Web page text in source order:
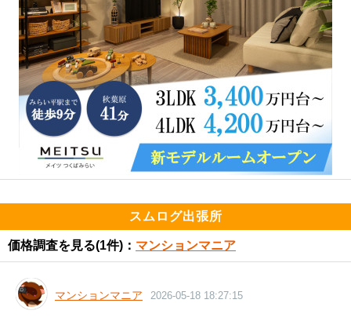
スムログ出張所
価格調査を見る(1件)： マンションマニア
マンションマニア 2026-05-18 18:27:15